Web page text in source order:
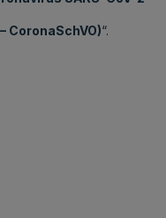
CoronaSchVO)“.